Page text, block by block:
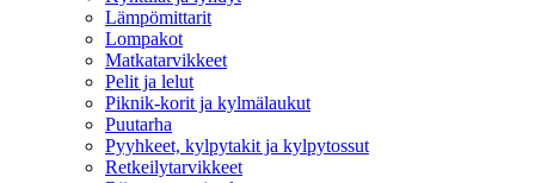
Lämpömittarit
Lompakot
Matkatarvikkeet
Pelit ja lelut
Piknik-korit ja kylmälaukut
Puutarha
Pyyhkeet, kylpytakit ja kylpytossut
Retkeilytarvikkeet